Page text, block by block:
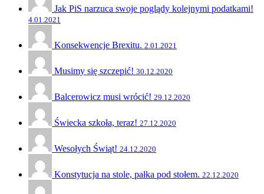
Jak PiS narzuca swoje poglądy kolejnymi podatkami!
4.01.2021
Konsekwencje Brexitu. 2.01.2021
Musimy się szczepić! 30.12.2020
Balcerowicz musi wrócić! 29.12.2020
Świecka szkoła, teraz! 27.12.2020
Wesołych Świąt! 24.12.2020
Konstytucja na stole, pałka pod stołem. 22.12.2020